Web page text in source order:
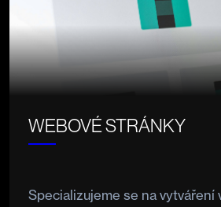
WEBOVÉ STRÁNKY
Specializujeme se na vytváření